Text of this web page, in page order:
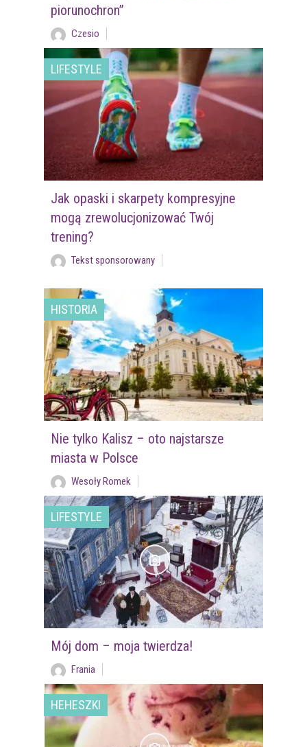
piorunochron”
Czesio
LIFESTYLE
Jak opaski i skarpety kompresyjne
mogą zrewolucjonizować Twój
trening?
Tekst sponsorowany
HISTORIA
Nie tylko Kalisz – oto najstarsze
miasta w Polsce
Wesoły Romek
LIFESTYLE
Mój dom – moja twierdza!
Frania
HEHESZKI